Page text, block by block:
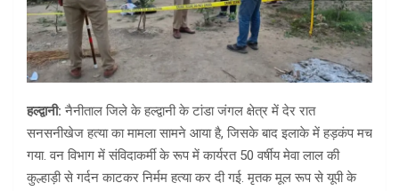
हल्द्वानी: नैनीताल जिले के हल्द्वानी के टांडा जंगल क्षेत्र में देर रात
सनसनीखेज हत्या का मामला सामने आया है, जिसके बाद इलाके में हड़कंप मच
गया. वन विभाग में संविदाकर्मी के रूप में कार्यरत 50 वर्षीय मेवा लाल की
कुल्हाड़ी से गर्दन काटकर निर्मम हत्या कर दी गई. मृतक मूल रूप से यूपी के